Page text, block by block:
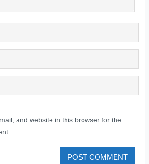
and website in this browser for the